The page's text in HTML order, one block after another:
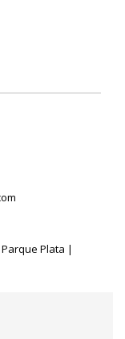
Parque Plata |